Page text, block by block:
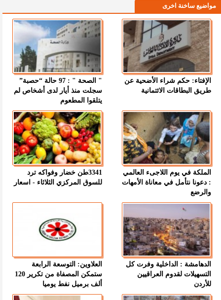
مواضيع ساخنة اخرى
الإفتاء: حكم شراء الأضحية عن
طريق البطاقات الائتمانية
" الصحة " : 97 حالة “حصبة”
سجلت منذ أيار لدى أشخاص لم
يتلقوا المطعوم
الملكة في يوم اللاجىء العالمي
: دعونا نتأمل في معاناة الأمهات
والرضع
3341طن خضار وفواكه ترد
للسوق المركزي الثلاثاء - اسعار
الدهامشة : الداخلية وفرت كل
التسهيلات لقدوم العراقيين
للأردن
العلاوين: التوسعة الرابعة
ستمكن المصفاة من تكرير 120
ألف برميل نفط يوميا